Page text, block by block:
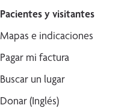
Pacientes y visitantes
Mapas e indicaciones
Pagar mi factura
Buscar un lugar
Donar (Inglés)